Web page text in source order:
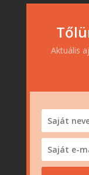
Aktuális